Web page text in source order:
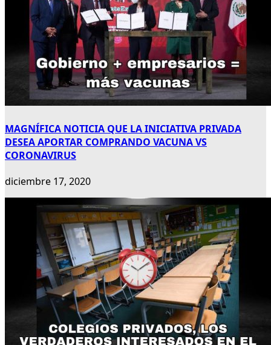
MAGNÍFICA NOTICIA QUE LA INICIATIVA PRIVADA
DESEA APORTAR COMPRANDO VACUNA VS
CORONAVIRUS
diciembre 17, 2020